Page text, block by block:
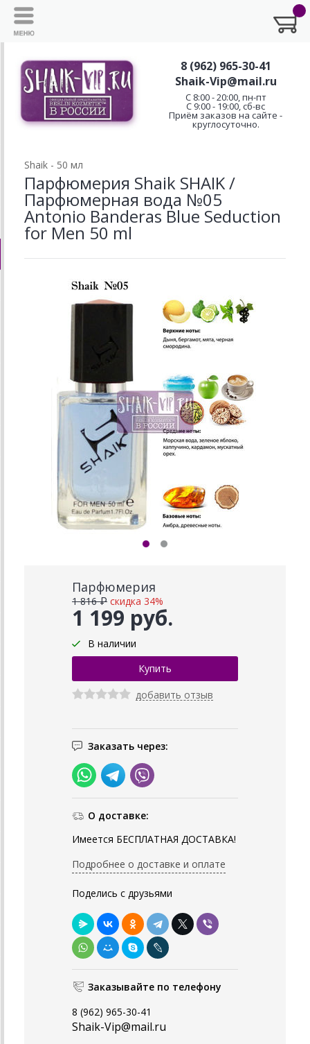
8 (962) 965-30-41
Shaik-Vip@mail.ru
C 8:00 - 20:00, пн-пт
С 9:00 - 19:00, сб-вс
Приём заказов на сайте -
круглосуточно.
Shaik - 50 мл
Парфюмерия Shaik SHAIK /
Парфюмерная вода №05
Antonio Banderas Blue Seduction
for Men 50 ml
Парфюмерия
1 199 руб.
1 816 ₽ скидка 34%
В наличии
добавить отзыв
Заказать через:
О доставке:
Имеется БЕСПЛАТНАЯ ДОСТАВКА!
Подробнее о доставке и оплате
Поделись с друзьями
Заказывайте по телефону
8 (962) 965-30-41
Shaik-Vip@mail.ru